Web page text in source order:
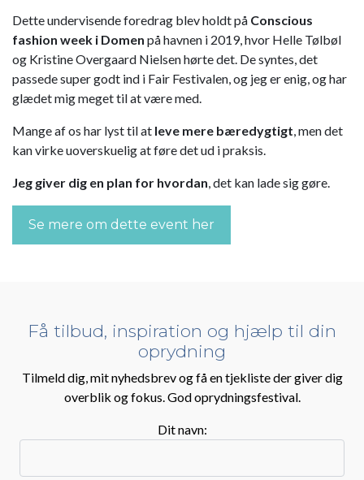
Dette undervisende foredrag blev holdt på Conscious
fashion week i Domen på havnen i 2019, hvor Helle Tølbøl
og Kristine Overgaard Nielsen hørte det. De syntes, det
passede super godt ind i Fair Festivalen, og jeg er enig, og har
glædet mig meget til at være med.
Mange af os har lyst til at leve mere bæredygtigt , men det
kan virke uoverskuelig at føre det ud i praksis.
Jeg giver dig en plan for hvordan , det kan lade sig gøre.
Se mere om dette event her
Få tilbud, inspiration og hjælp til din
oprydning
Tilmeld dig, mit nyhedsbrev og få en tjekliste der giver dig
overblik og fokus. God oprydningsfestival.
Dit navn: